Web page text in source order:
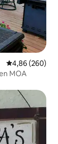
Gemiddelde
4,86 (260)
MOA